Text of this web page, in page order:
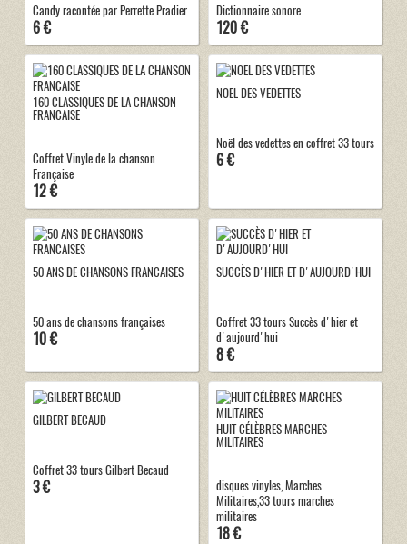
Candy racontée par Perrette Pradier
6 €
Dictionnaire sonore
120 €
160 CLASSIQUES DE LA CHANSON
FRANCAISE
Coffret Vinyle de la chanson
Française
12 €
NOEL DES VEDETTES
Noël des vedettes en coffret 33 tours
6 €
50 ANS DE CHANSONS FRANCAISES
50 ans de chansons françaises
10 €
SUCCÈS D'HIER ET D'AUJOURD'HUI
Coffret 33 tours Succès d'hier et
d'aujourd'hui
8 €
GILBERT BECAUD
Coffret 33 tours Gilbert Becaud
3 €
HUIT CÉLÈBRES MARCHES
MILITAIRES
disques vinyles, Marches
Militaires,33 tours marches
militaires
18 €